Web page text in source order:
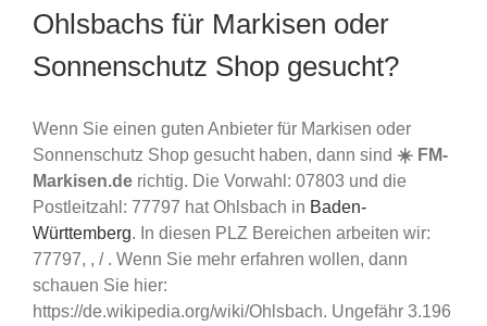
Ohlsbachs für Markisen oder
Sonnenschutz Shop gesucht?
Wenn Sie einen guten Anbieter für Markisen oder
Sonnenschutz Shop gesucht haben, dann sind ☀️ FM-
Markisen.de richtig. Die Vorwahl: 07803 und die
Postleitzahl: 77797 hat Ohlsbach in Baden-
Württemberg. In diesen PLZ Bereichen arbeiten wir:
77797, , / . Wenn Sie mehr erfahren wollen, dann
schauen Sie hier:
https://de.wikipedia.org/wiki/Ohlsbach. Ungefähr 3.196